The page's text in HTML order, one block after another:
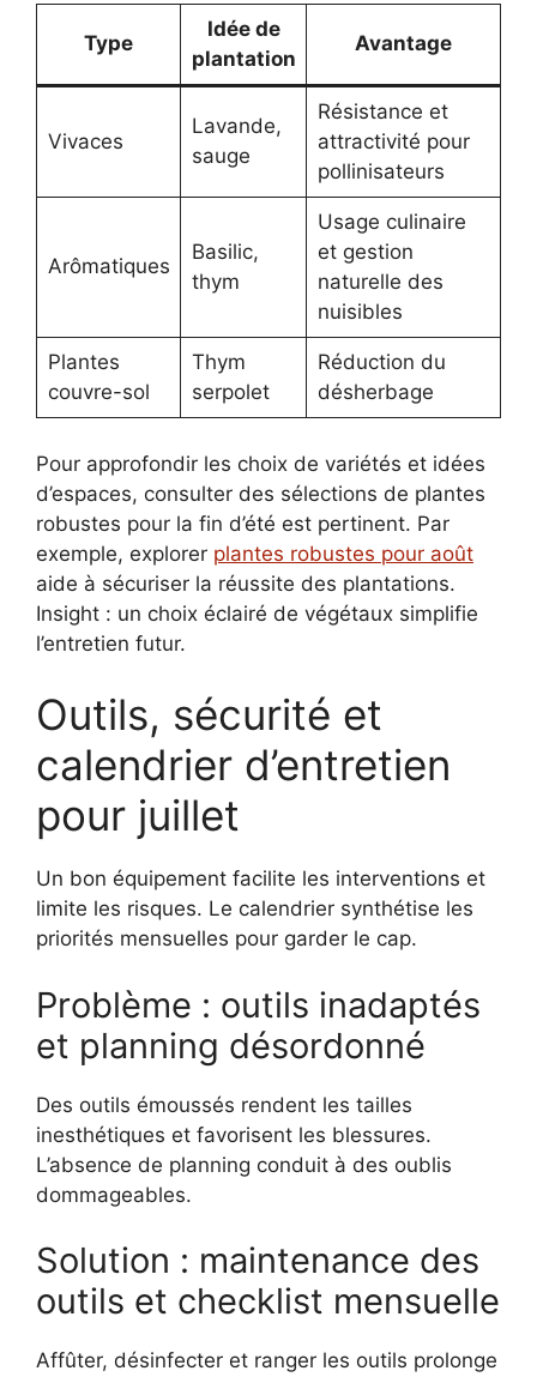
Type
Idée de
plantation
Avantage
Vivaces
Lavande,
sauge
Résistance et
attractivité pour
pollinisateurs
Arômatiques
Basilic,
thym
Usage culinaire
et gestion
naturelle des
nuisibles
Plantes
couvre-sol
Thym
serpolet
Réduction du
désherbage
Pour approfondir les choix de variétés et idées
d’espaces, consulter des sélections de plantes
robustes pour la fin d’été est pertinent. Par
exemple, explorer plantes robustes pour août
aide à sécuriser la réussite des plantations.
Insight : un choix éclairé de végétaux simplifie
l’entretien futur.
Outils, sécurité et
calendrier d’entretien
pour juillet
Un bon équipement facilite les interventions et
limite les risques. Le calendrier synthétise les
priorités mensuelles pour garder le cap.
Problème : outils inadaptés
et planning désordonné
Des outils émoussés rendent les tailles
inesthétiques et favorisent les blessures.
L’absence de planning conduit à des oublis
dommageables.
Solution : maintenance des
outils et checklist mensuelle
Affûter, désinfecter et ranger les outils prolonge